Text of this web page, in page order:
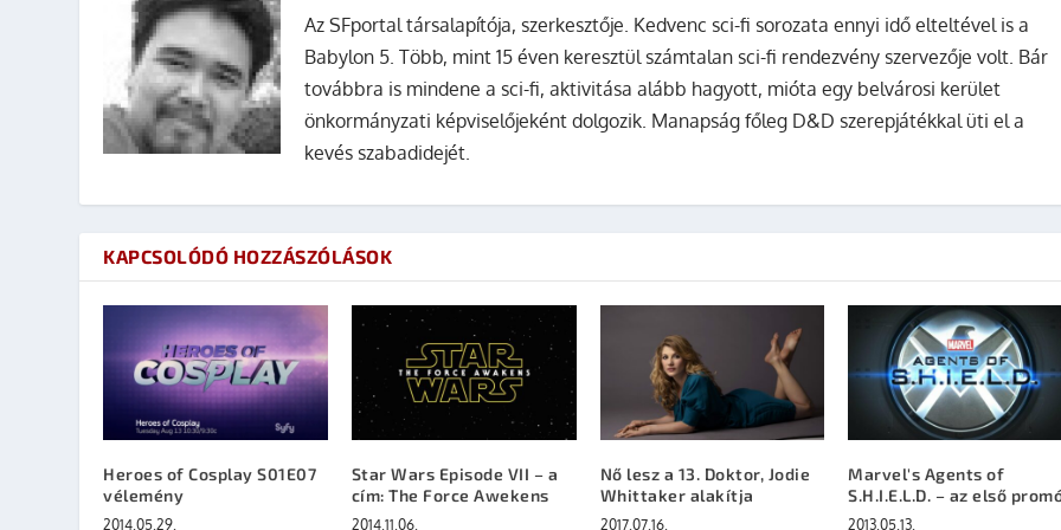
Az SFportal társalapítója, szerkesztője. Kedvenc sci-fi sorozata ennyi idő elteltével is a
Babylon 5. Több, mint 15 éven keresztül számtalan sci-fi rendezvény szervezője volt. Bár
továbbra is mindene a sci-fi, aktivitása alább hagyott, mióta egy belvárosi kerület
önkormányzati képviselőjeként dolgozik. Manapság főleg D&D szerepjátékkal üti el a
kevés szabadidejét.
KAPCSOLÓDÓ HOZZÁSZÓLÁSOK
Heroes of Cosplay S01E07
vélemény
2014.05.29.
Star Wars Episode VII – a
cím: The Force Awekens
2014.11.06.
Nő lesz a 13. Doktor, Jodie
Whittaker alakítja
2017.07.16.
Marvel's Agents of
S.H.I.E.L.D. – az első
2013.05.13.